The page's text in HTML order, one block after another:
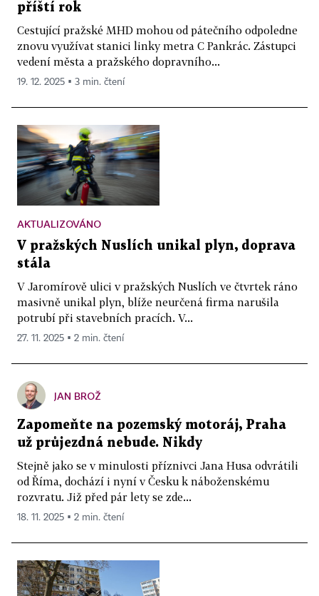
příští rok
Cestující pražské MHD mohou od pátečního odpoledne
znovu využívat stanici linky metra C Pankrác. Zástupci
vedení města a pražského dopravního...
19. 12. 2025 ▪ 3 min. čtení
AKTUALIZOVÁNO
V pražských Nuslích unikal plyn, doprava
stála
V Jaromírově ulici v pražských Nuslích ve čtvrtek ráno
masivně unikal plyn, blíže neurčená firma narušila
potrubí při stavebních pracích. V...
27. 11. 2025 ▪ 2 min. čtení
JAN BROŽ
Zapomeňte na pozemský motoráj, Praha
už průjezdná nebude. Nikdy
Stejně jako se v minulosti příznivci Jana Husa odvrátili
od Říma, dochází i nyní v Česku k náboženskému
rozvratu. Již před pár lety se zde...
18. 11. 2025 ▪ 2 min. čtení